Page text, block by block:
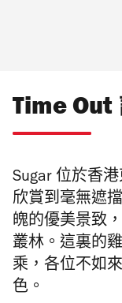
Time Out
Sugar 位於香
欣賞到毫無遮
魄的優美景致
叢林。 這裏的
乘，各位不如
色。